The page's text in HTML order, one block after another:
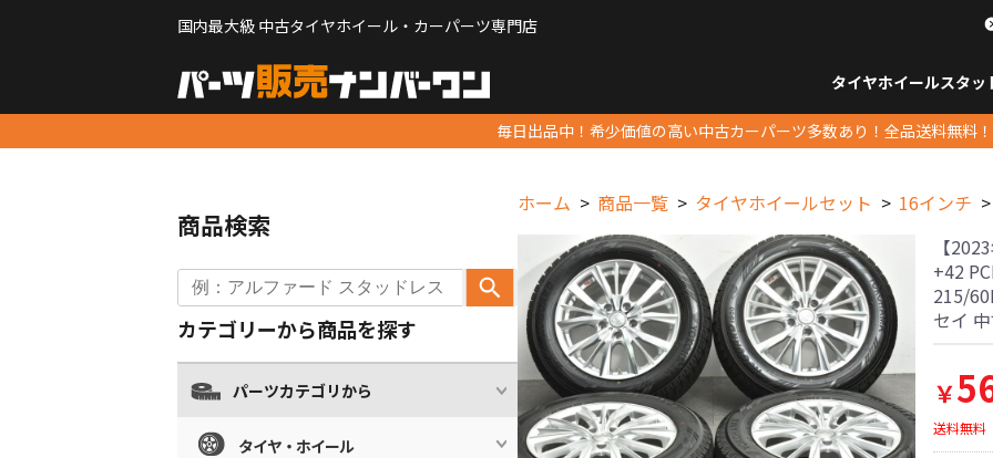
国内最大級 中古タイヤホイール・カーパーツ専門店
タイヤホイールスタッ
毎日出品中！希少価値の高い中古カーパーツ多数あり！全品送料無料！
ホーム 商品一覧 タイヤホイールセット 16インチ
【
+42
215/
セイ
￥
送料無料
商品検索
カテゴリーから商品を探す
パーツカテゴリから
タイヤ・ホイール